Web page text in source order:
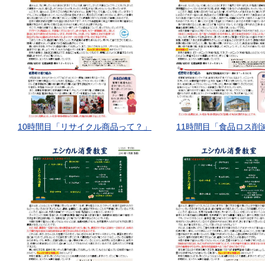
10時間目「リサイクル商品って？」 11時間目「食品ロス削